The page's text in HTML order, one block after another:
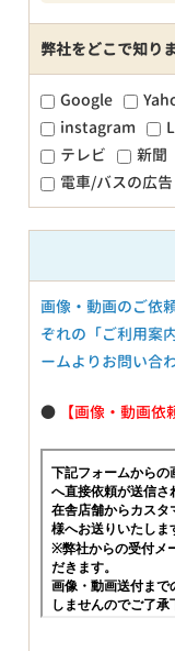
弊社をどこで知り
Google
instagram
テレビ
新聞
電車/バスの広告
画像・動画のご依
ぞれの「ご利用案
ームよりお問い合
● 【画像・動画